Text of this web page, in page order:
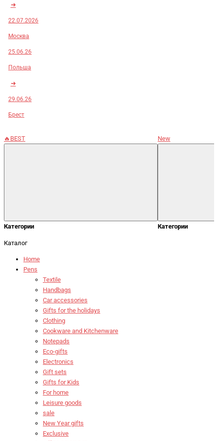
➜
22.07.2026
Москва
25.06.26
Польша
➜
29.06.26
Брест
🔥BEST
Категории
New
Категории
Каталог
Home
Pens
Textile
Handbags
Car accessories
Gifts for the holidays
Clothing
Cookware and Kitchenware
Notepads
Eco-gifts
Electronics
Gift sets
Gifts for Kids
For home
Leisure goods
sale
New Year gifts
Exclusive